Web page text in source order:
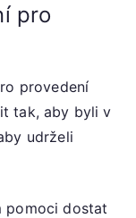
pro
provedení
tak, aby byli v
udrželi
pomoci dostat